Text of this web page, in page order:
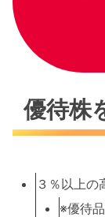
優待株
３％以上の
※優待